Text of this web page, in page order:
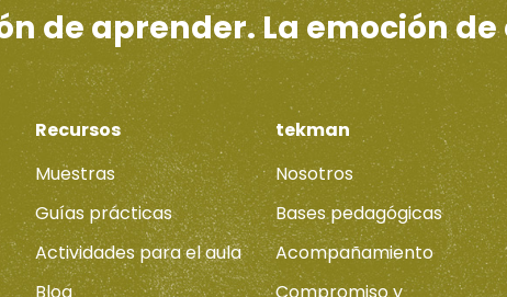
de aprender. La emoción
Recursos
Muestras
Guías prácticas
Actividades para el aula
tekman
Nosotros
Bases pedagógicas
Acompañamiento